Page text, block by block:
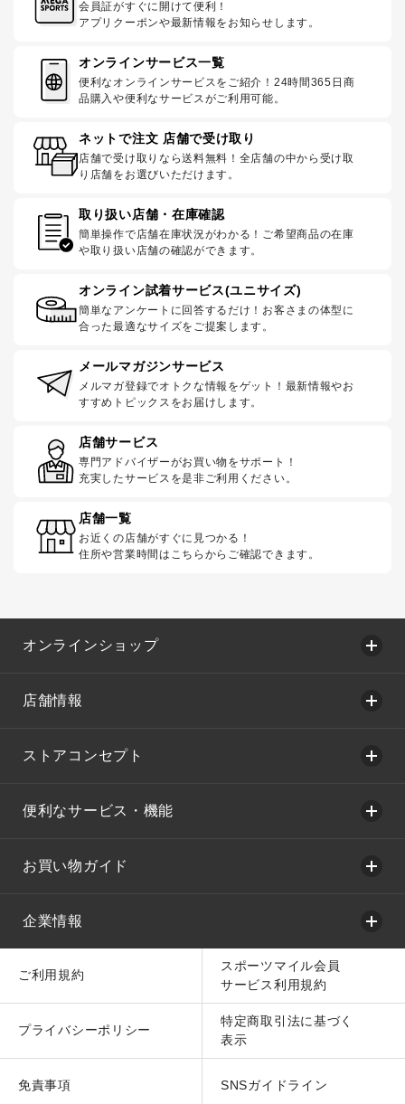
会員証がすぐに開けて便利！
アプリクーポンや最新情報をお知らせします。
オンラインサービス一覧
便利なオンラインサービスをご紹介！24時間365日商
品購入や便利なサービスがご利用可能。
ネットで注文 店舗で受け取り
店舗で受け取りなら送料無料！全店舗の中から受け取
り店舗をお選びいただけます。
取り扱い店舗・在庫確認
簡単操作で店舗在庫状況がわかる！ご希望商品の在庫
や取り扱い店舗の確認ができます。
オンライン試着サービス(ユニサイズ)
簡単なアンケートに回答するだけ！お客さまの体型に
合った最適なサイズをご提案します。
メールマガジンサービス
メルマガ登録でオトクな情報をゲット！最新情報やお
すすめトピックスをお届けします。
店舗サービス
専門アドバイザーがお買い物をサポート！
充実したサービスを是非ご利用ください。
店舗一覧
お近くの店舗がすぐに見つかる！
住所や営業時間はこちらからご確認できます。
オンラインショップ
店舗情報
ストアコンセプト
便利なサービス・機能
お買い物ガイド
企業情報
ご利用規約
スポーツマイル会員
サービス利用規約
プライバシーポリシー
特定商取引法に基づく
表示
免責事項 SNSガイドライン